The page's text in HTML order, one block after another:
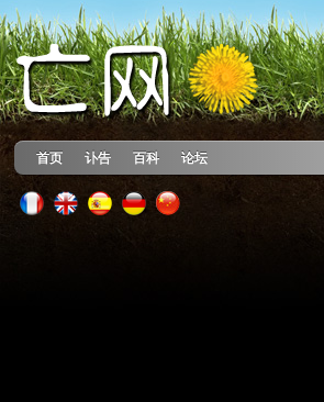
首页 讣告 百科 论坛